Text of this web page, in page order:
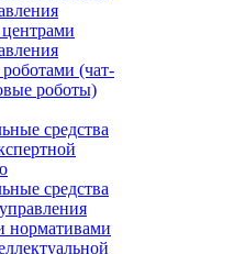
(чат-
роботы)
средства
средства
нормативами